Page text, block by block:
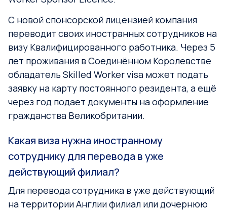
С новой спонсорской лицензией компания
переводит своих иностранных сотрудников на
визу Квалифицированного работника. Через 5
лет проживания в Соединённом Королевстве
обладатель Skilled Worker visa может подать
заявку на карту постоянного резидента, а ещё
через год подает документы на оформление
гражданства Великобритании.
Какая виза нужна иностранному
сотруднику для перевода в уже
действующий филиал?
Для перевода сотрудника в уже действующий
на территории Англии филиал или дочернюю